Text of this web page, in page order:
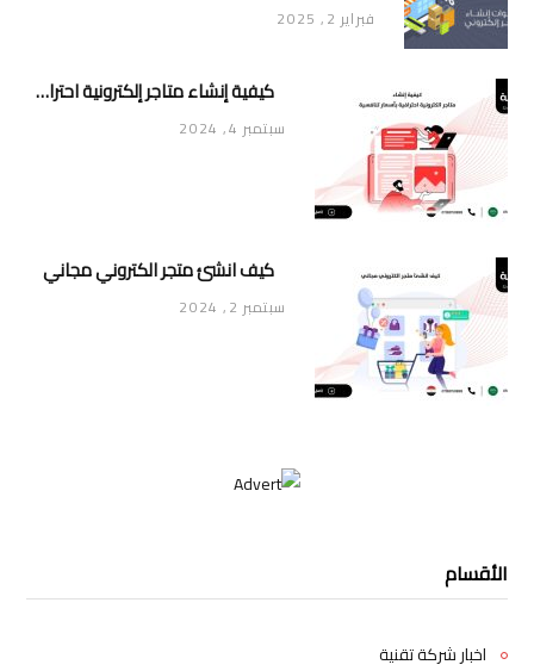
فبراير 2, 2025
كيفية إنشاء متاجر إلكترونية احترافية بأسعار تنافسية
سبتمبر 4, 2024
كيف انشئ متجر الكتروني مجاني
سبتمبر 2, 2024
الأقسام
اخبار شركة تقنية